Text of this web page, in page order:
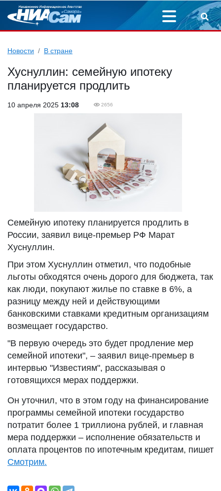
Новости В стране
Хуснуллин: семейную ипотеку
планируется продлить
10 апреля 2025 13:08 2656
Семейную ипотеку планируется продлить в
России, заявил вице-премьер РФ Марат
Хуснуллин.
При этом Хуснуллин отметил, что подобные
льготы обходятся очень дорого для бюджета, так
как люди, покупают жилье по ставке в 6%, а
разницу между ней и действующими
банковскими ставками кредитным организациям
возмещает государство.
"В первую очередь это будет продление мер
семейной ипотеки", – заявил вице-премьер в
интервью "Известиям", рассказывая о
готовящихся мерах поддержки.
Он уточнил, что в этом году на финансирование
программы семейной ипотеки государство
потратит более 1 триллиона рублей, и главная
мера поддержки – исполнение обязательств и
оплата процентов по ипотечным кредитам, пишет
Смотрим.